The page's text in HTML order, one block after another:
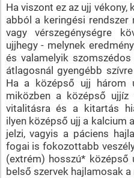
Ha viszont ez az ujj vékony,
abból a keringési rendszer
vagy vérszegénységre
ujjhegy - melynek
és valamelyik
átlagosnál gyengébb
Ha a középső ujj három
miközben a középső ujjíz
vitalitásra és a kitartás
ilyen középső ujj a kalcium
jelzi, vagyis a páciens
fogai is fokozottabb
(extrém) hosszú* középső
belső szervek hajlamosak